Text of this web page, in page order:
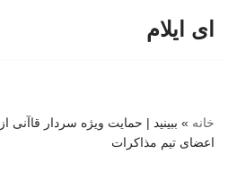
ای ایلام
خانه » ببینید | حمایت ویژه سردار قاآنی
اعضای تیم مذاکرات